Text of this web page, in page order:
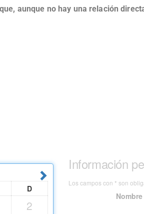
aunque no hay una relación
D
2
Información
Los campos con * son
Nombre